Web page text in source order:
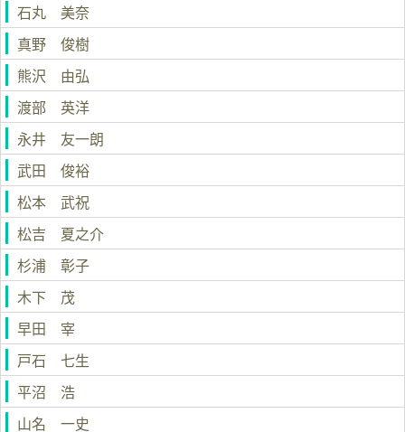
石丸 美奈
真野 俊樹
熊沢 由弘
渡部 英洋
永井 友一朗
武田 俊裕
松本 武祝
松吉 夏之介
杉浦 彰子
木下 茂
早田 宰
戸石 七生
平沼 浩
山名 一史